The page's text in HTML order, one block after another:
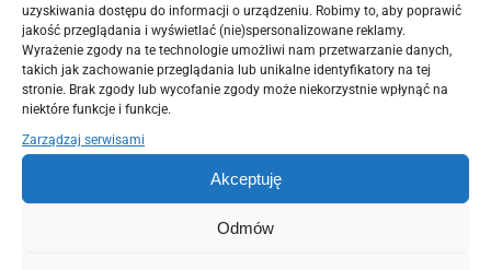
uzyskiwania dostępu do informacji o urządzeniu. Robimy to, aby poprawić
jakość przeglądania i wyświetlać (nie)spersonalizowane reklamy.
Wyrażenie zgody na te technologie umożliwi nam przetwarzanie danych,
takich jak zachowanie przeglądania lub unikalne identyfikatory na tej
stronie. Brak zgody lub wycofanie zgody może niekorzystnie wpłynąć na
niektóre funkcje i funkcje.
Zarządzaj serwisami
Akceptuję
Odmów
Rodzaje tarasów: na gruncie czy na
podwyższeniu?
Wybór między tarasem na gruncie a podwyższonym
przestrzeni. Tarasy podwyższone mogą być idealnym
rozwiązaniem w przypadku nierównych działek, gdzie
istnieje potrzeba wyrównania terenu. Z kolei tarasy